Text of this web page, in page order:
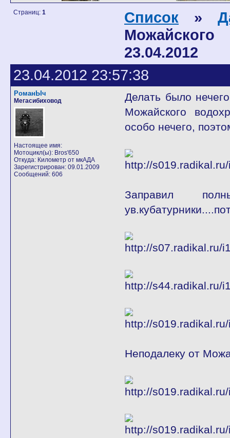
Страниц: 1 Список »
23.04.2012
23.04.2012 23:57:38
РоманЫч
Мегасибиховод
Настоящее имя:
Мотоцикл(ы): Bros'650
Откуда: Километр от мкАДА
Зарегистрирован: 09.01.2009
Сообщений: 606
Делать было
Можайского
особо нечего,
Заправил
Неподалеку от